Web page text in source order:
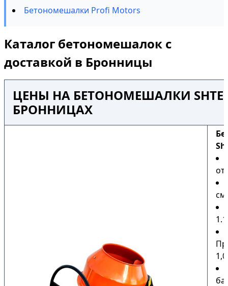
Бетономешалки Profi Motors
Каталог бетономешалок с
доставкой в Бронницы
ЦЕНЫ НА БЕТОНОМЕШАЛКИ
БРОННИЦАХ
от